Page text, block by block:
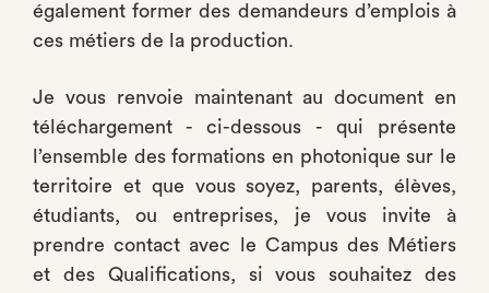
également former des demandeurs d’emplois à
ces métiers de la production.
Je vous renvoie maintenant au document en
téléchargement - ci-dessous - qui présente
l’ensemble des formations en photonique sur le
territoire et que vous soyez, parents, élèves,
étudiants, ou entreprises, je vous invite à
prendre contact avec le Campus des Métiers
et des Qualifications, si vous souhaitez des